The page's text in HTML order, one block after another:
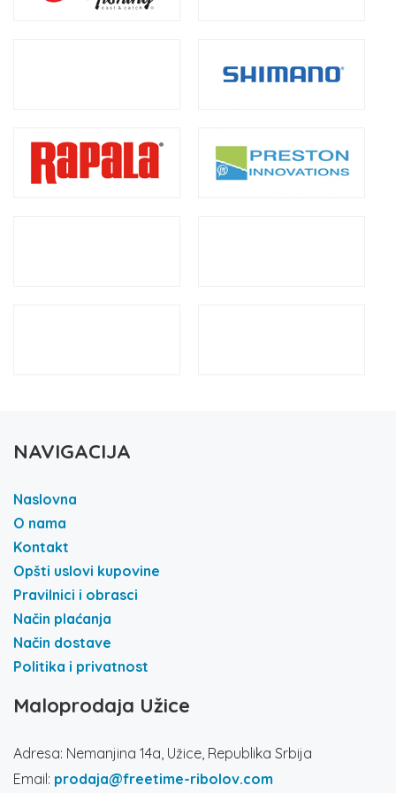
NAVIGACIJA
Naslovna
O nama
Kontakt
Opšti uslovi kupovine
Pravilnici i obrasci
Način plaćanja
Način dostave
Politika i privatnost
Maloprodaja Užice
Adresa: Nemanjina 14a, Užice, Republika Srbija
Email: prodaja@freetime-ribolov.com